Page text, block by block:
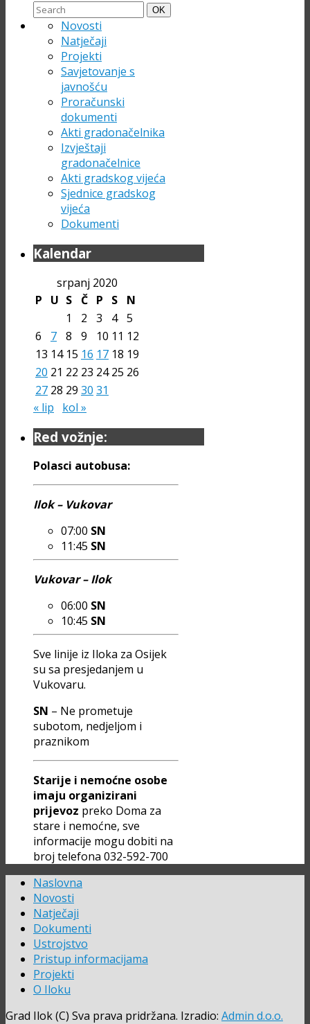
Search
for:
Search
OK
Novosti
Natječaji
Projekti
Savjetovanje s
javnošću
Proračunski
dokumenti
Akti gradonačelnika
Izvještaji
gradonačelnice
Akti gradskog vijeća
Sjednice gradskog
vijeća
Dokumenti
Kalendar
srpanj 2020
P
U S Č P S
N
1
2 3 4 5
6
7 8 9 10 11 12
13 14 15 16 17 18 19
20 21 22 23 24 25 26
27 28 29 30 31
« lip
kol »
Red vožnje:
Polasci autobusa:
Ilok – Vukovar
07:00 SN
11:45 SN
Vukovar – Ilok
06:00 SN
10:45 SN
Sve linije iz Iloka za Osijek
su sa presjedanjem u
Vukovaru.
SN – Ne prometuje
subotom, nedjeljom i
praznikom
Starije i nemoćne osobe
imaju organizirani
prijevoz preko Doma za
stare i nemoćne, sve
informacije mogu dobiti na
broj telefona 032-592-700
Naslovna
Novosti
Natječaji
Dokumenti
Ustrojstvo
Pristup informacijama
Projekti
O Iloku
Grad Ilok (C) Sva prava pridržana. Izradio: Admin d.o.o.